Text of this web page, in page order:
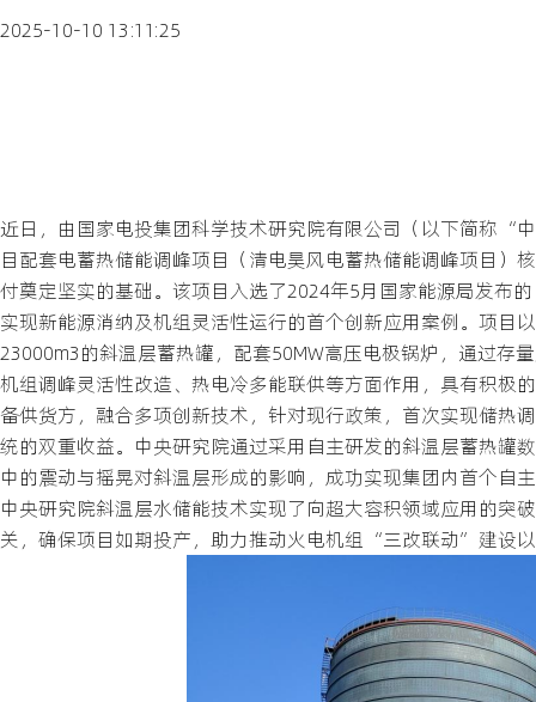
2025-10-10 13:11:25
近日，由国家电投集团科学技术研究院有限公司（以下简称“
目配套电蓄热储能调峰项目（清电昊风电蓄热储能调峰项目）
付奠定坚实的基础。该项目入选了2024年5月国家能源局发
实现新能源消纳及机组灵活性运行的首个创新应用案例。项目
23000m3的斜温层蓄热罐，配套50MW高压电极锅炉，通过存
机组调峰灵活性改造、热电冷多能联供等方面作用，具有积极
备供货方，融合多项创新技术，针对现行政策，首次实现储
统的双重收益。中央研究院通过采用自主研发的斜温层蓄热罐
中的震动与摇晃对斜温层形成的影响，成功实现集团内首个自
中央研究院斜温层水储能技术实现了向超大容积领域应用的突
关，确保项目如期投产，助力推动火电机组“三改联动”建设